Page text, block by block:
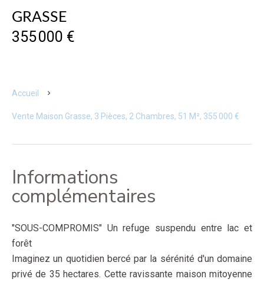
GRASSE
355 000 €
Accueil
Vente Maison Grasse, 3 Pièces, 2 Chambres, 51 M², 355 000 €
Informations
complémentaires
"SOUS-COMPROMIS" Un refuge suspendu entre lac et
forêt
Imaginez un quotidien bercé par la sérénité d'un domaine
privé de 35 hectares. Cette ravissante maison mitoyenne